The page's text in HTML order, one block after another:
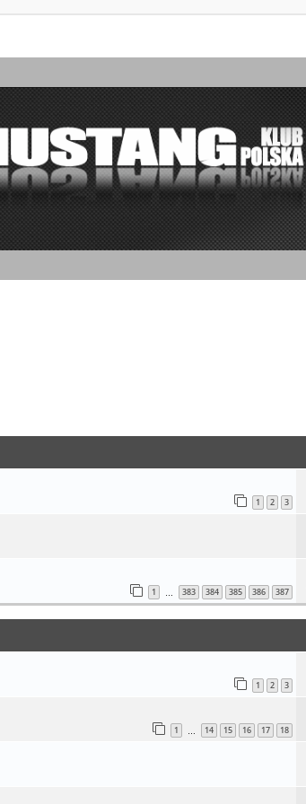
1 2 3
1 383 384 385 386 387
1 2 3
1 14 15 16 17 18